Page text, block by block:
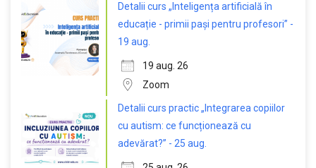
Detalii curs „Inteligența artificială în
educație - primii pași pentru profesori” -
19 aug.
19 aug. 26
Zoom
Detalii curs practic „Integrarea copiilor
cu autism: ce funcționează cu
adevărat?” - 25 aug.